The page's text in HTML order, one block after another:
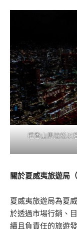
檀香山馬拉松以
關於夏威夷旅遊局
夏威夷旅遊局為夏
於透過市場行銷、
續且負責任的旅遊